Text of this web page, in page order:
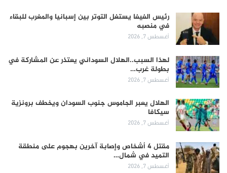
رئيس الفيفا يستغل التوتر بين إسبانيا والمغرب للبقاء
في منصبه
أغسطس 7, 2026
لهذا السبب..الهلال السوداني يعتذر عن المشاركة في
بطولة غرب…
أغسطس 7, 2026
الهلال يعبر الجاموس جنوب السودان ويخطف برونزية
سيكافا
أغسطس 7, 2026
مقتل 4 أشخاص وإصابة آخرين بهجوم على منطقة
التميد في شمال…
أغسطس 7, 2026